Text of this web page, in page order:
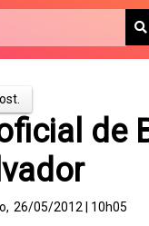
de
26/05/2012 | 10h05